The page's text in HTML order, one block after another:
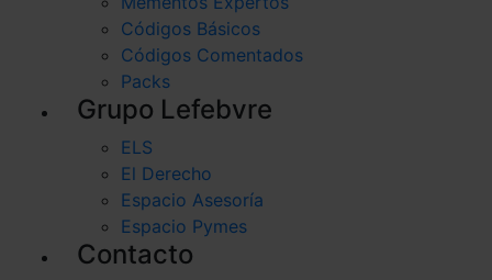
Códigos Básicos
Códigos Comentados
Packs
Grupo Lefebvre
ELS
El Derecho
Espacio Asesoría
Espacio Pymes
Contacto